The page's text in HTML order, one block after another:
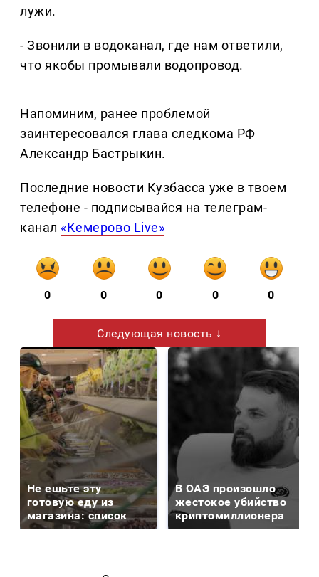
лужи.
- Звонили в водоканал, где нам ответили,
что якобы промывали водопровод.
Напоминим, ранее проблемой
заинтересовался глава следкома РФ
Александр Бастрыкин.
Последние новости Кузбасса уже в твоем
телефоне - подписывайся на телеграм-
канал «Кемерово Live»
0 0 0 0 0
Следующая новость ↓
Не ешьте эту
готовую еду из
магазина: список
В ОАЭ произошло
жестокое убийство
криптомиллионера